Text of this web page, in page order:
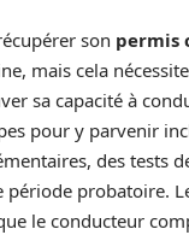
son permis
mais cela
sa capacité à
pour y parvenir
des tests
période probatoire.
le conducteur